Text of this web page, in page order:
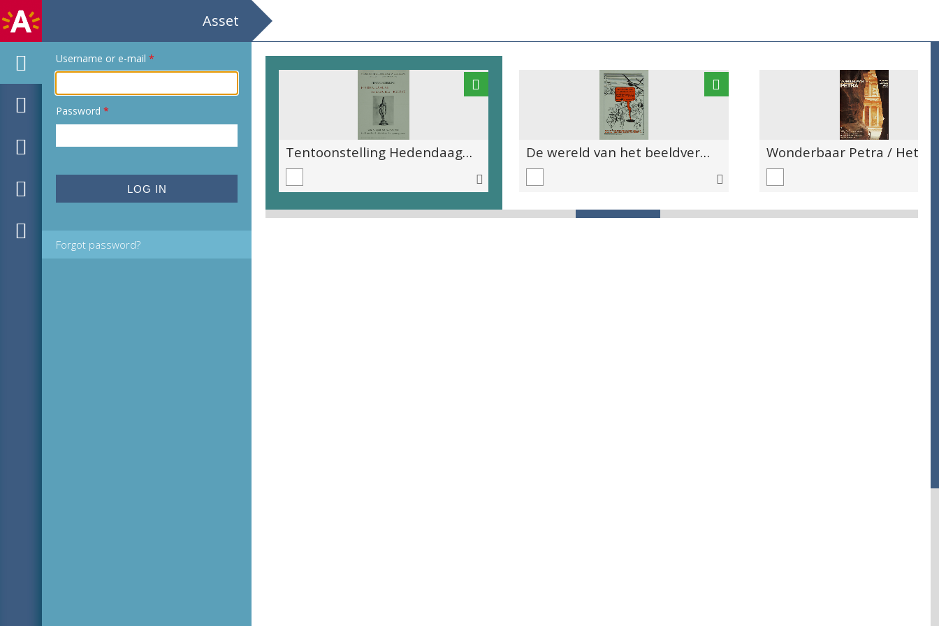
Asset
Username or e-mail *
Password *
Forgot password?
Festival van Vlaanderen 1990 Antwerpen Joris Verdin, Harmonium Museum Vleeshuis. Tentoonstelling Hedendaagse Indische kunst KMKG De wereld van het beeldverhaal KMKG